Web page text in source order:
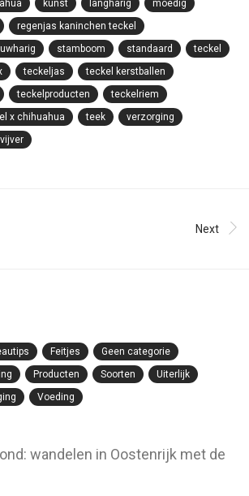
kunst langharig
moedig
regenjas kaninchen teckel
stamboom standaard
teckel
teckeljas
teckel kerstballen
teckelproducten
teckelriem
x chihuahua teek
verzorging
Next
Feitjes
Geen categorie
Producten Soorten
Uiterlijk
Voeding
wandelen in Oostenrijk met de